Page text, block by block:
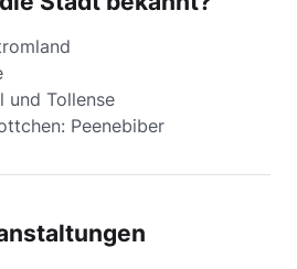
und Tollense
Peenebiber